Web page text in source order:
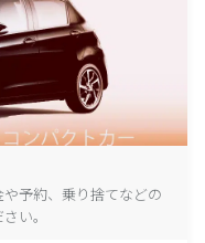
予約、乗り捨てなどの
い。